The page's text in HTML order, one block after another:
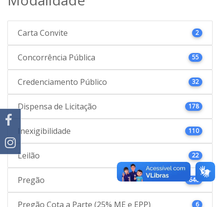
Carta Convite 2
Concorrência Pública 55
Credenciamento Público 32
Dispensa de Licitação 178
Inexigibilidade 110
Leilão 22
Pregão 646
Pregão Cota a Parte (25% ME e EPP) 6